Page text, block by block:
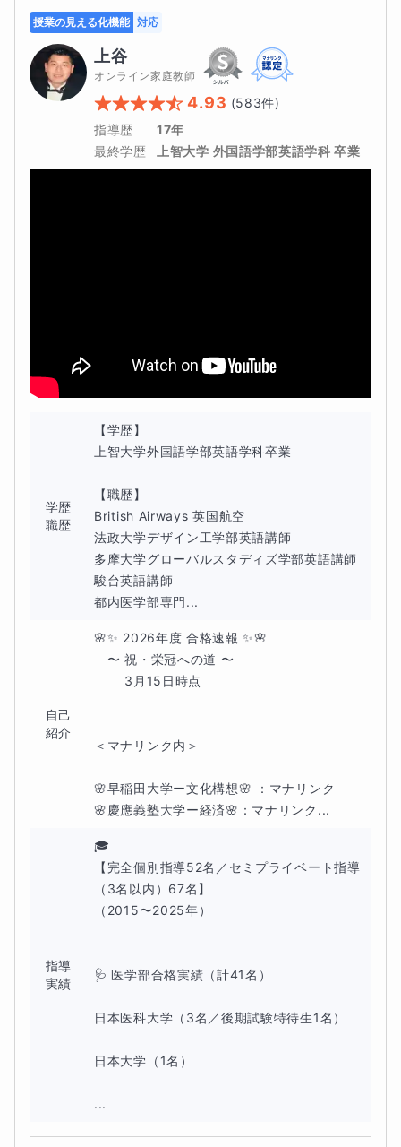
授業の見える化機能 対応
上谷
オンライン家庭教師
4.93 (583件)
指導歴
17年
最終学歴
上智大学 外国語学部英語学科 卒業
学歴
職歴
【学歴】
上智大学外国語学部英語学科卒業
【職歴】
British Airways 英国航空
法政大学デザイン工学部英語講師
多摩大学グローバルスタディズ学部英語講師
駿台英語講師
都内医学部専門...
自己
紹介
🌸✨ 2026年度 合格速報 ✨🌸
〜 祝・栄冠への道 〜
3月15日時点
＜マナリンク内＞
🌸早稲田大学ー文化構想🌸 ：マナリンク
🌸慶應義塾大学ー経済🌸：マナリンク...
指導
実績
🎓
【完全個別指導52名／セミプライベート指導
（3名以内）67名】
（2015〜2025年）
🩺 医学部合格実績（計41名）
日本医科大学（3名／後期試験特待生1名）
日本大学（1名）
...